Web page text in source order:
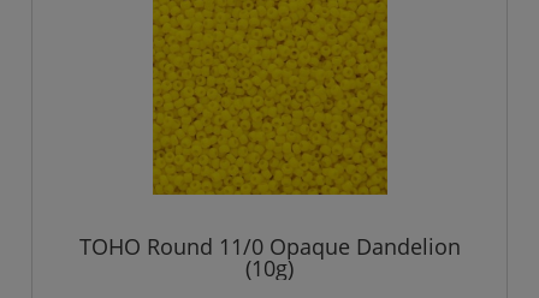
TOHO Round 11/0 Opaque Dandelion
(10g)